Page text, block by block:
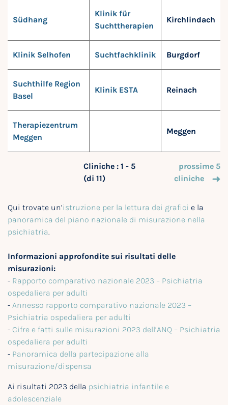
Südhang
Klinik für
Suchttherapien
Kirchlindach
Klinik Selhofen Suchtfachklinik Burgdorf
Suchthilfe Region
Basel
Klinik ESTA Reinach
Therapiezentrum
Meggen
Meggen
Cliniche : 1 - 5
(di 11)
prossime 5
cliniche
Qui trovate un’istruzione per la lettura dei grafici e la
panoramica del piano nazionale di misurazione nella
psichiatria.
Informazioni approfondite sui risultati delle
misurazioni:
- Rapporto comparativo nazionale 2023 – Psichiatria
ospedaliera per adulti
- Annesso rapporto comparativo nazionale 2023 –
Psichiatria ospedaliera per adulti
- Cifre e fatti sulle misurazioni 2023 dell’ANQ – Psichiatria
ospedaliera per adulti
- Panoramica della partecipazione alla
misurazione/dispensa
Ai risultati 2023 della psichiatria infantile e
adolescenziale